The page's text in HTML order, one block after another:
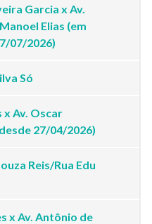
Garcia x Av.
Elias (em
07/2026)
Só
x Av. Oscar
27/04/2026)
Reis/Rua Edu
x Av. Antônio de